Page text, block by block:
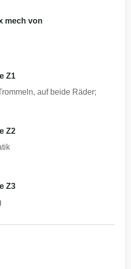
mech von
Z1
auf beide Räder;
Z2
Z3